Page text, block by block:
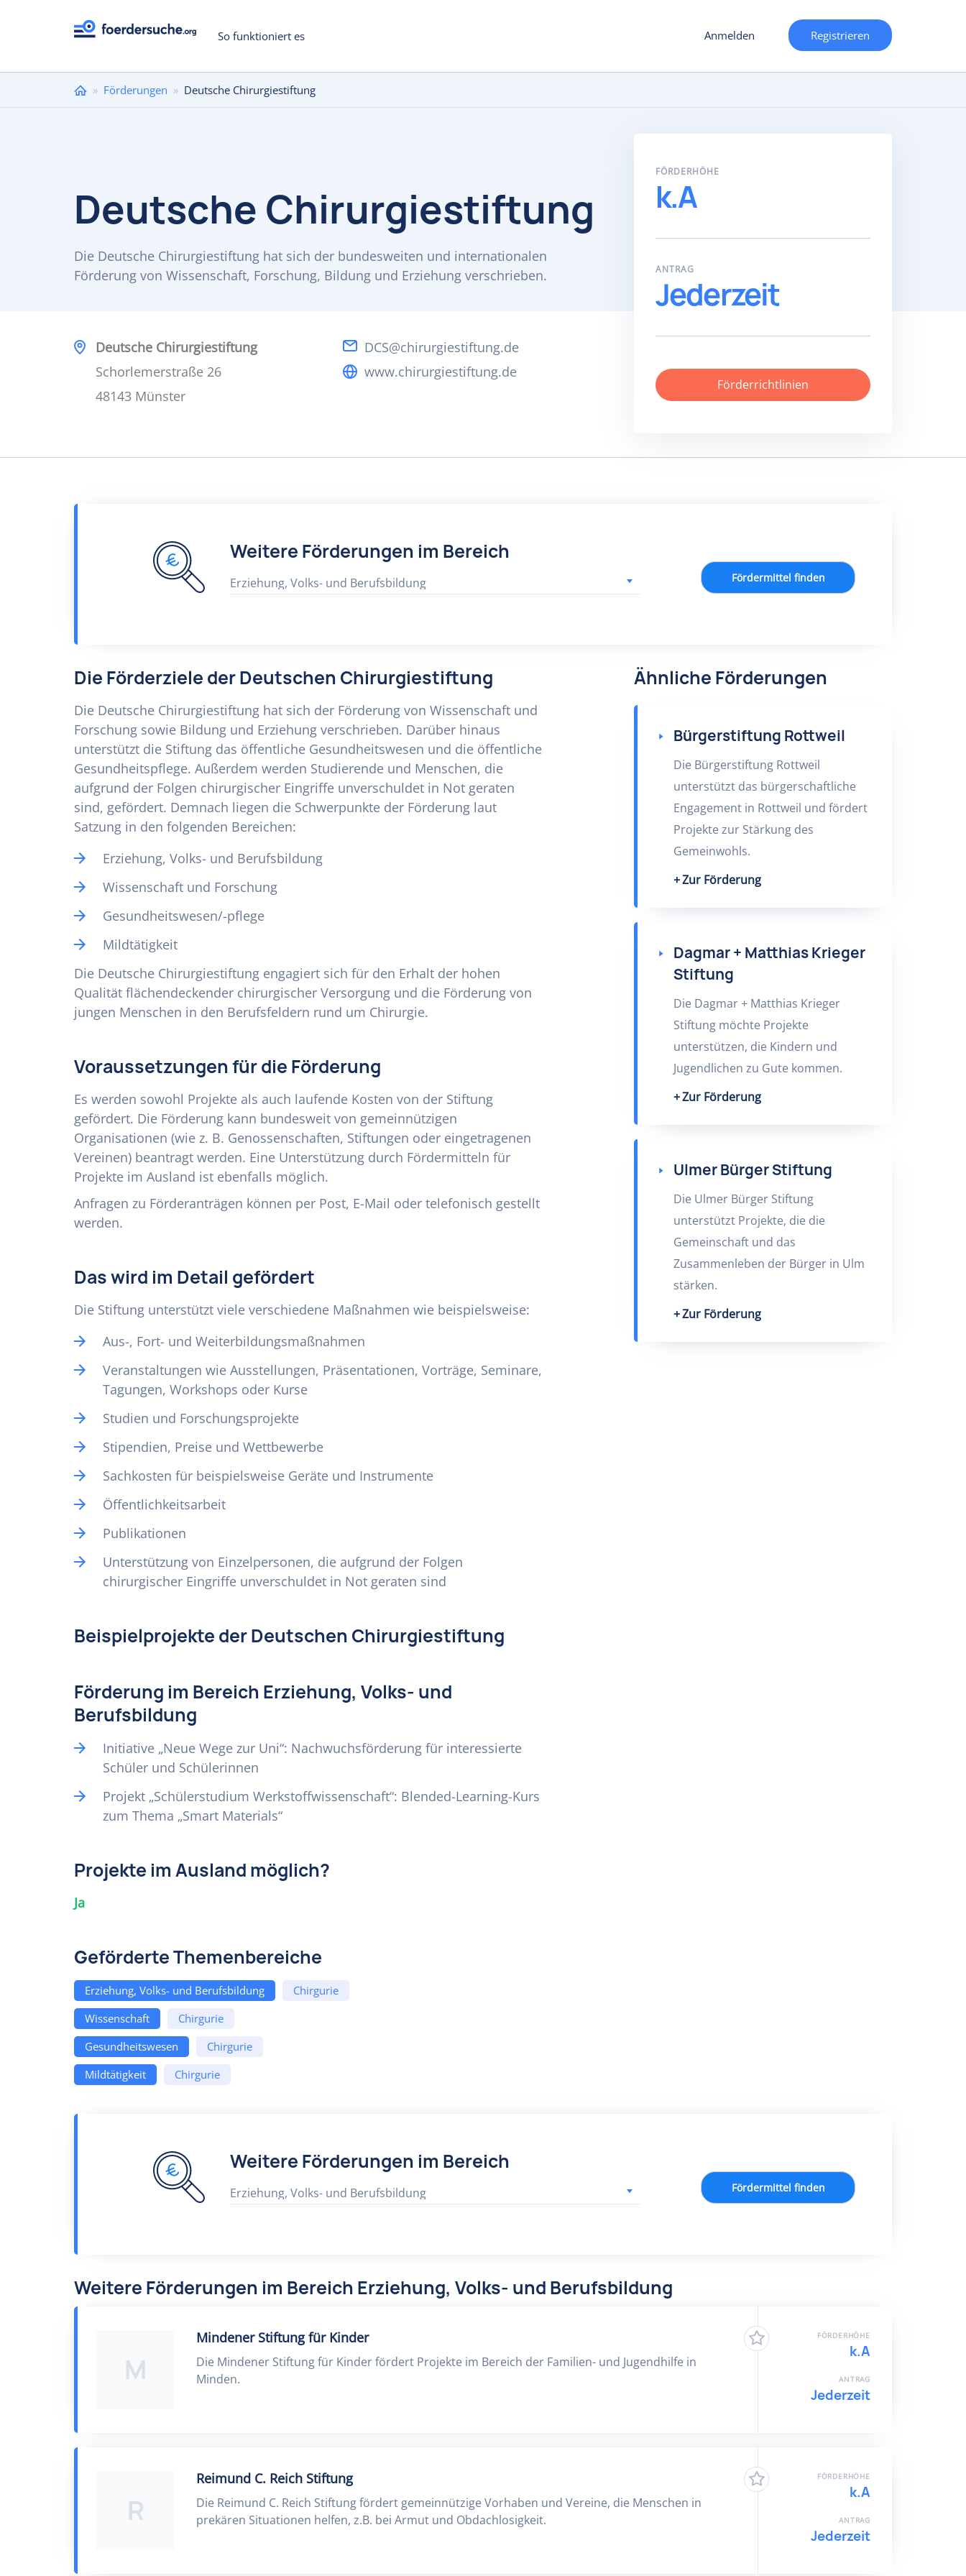
So funktioniert es Anmelden Registrieren
Sie
» Förderungen » Deutsche Chirurgiestiftung
Deutsche Chirurgiestiftung
Die Deutsche Chirurgiestiftung hat sich der bundesweiten und internationalen
Förderung von Wissenschaft, Forschung, Bildung und Erziehung verschrieben.
Deutsche Chirurgiestiftung
Schorlemerstraße 26
48143 Münster
DCS@chirurgiestiftung.de
www.chirurgiestiftung.de
FÖRDERHÖHE
k.A
ANTRAG
Jederzeit
Förderrichtlinien
Weitere Förderungen im Bereich
Erziehung, Volks- und Berufsbildung Fördermittel finden
Die Förderziele der Deutschen Chirurgiestiftung
Die Deutsche Chirurgiestiftung hat sich der Förderung von Wissenschaft und
Forschung sowie Bildung und Erziehung verschrieben. Darüber hinaus
unterstützt die Stiftung das öffentliche Gesundheitswesen und die öffentliche
Gesundheitspflege. Außerdem werden Studierende und Menschen, die
aufgrund der Folgen chirurgischer Eingriffe unverschuldet in Not geraten
sind, gefördert. Demnach liegen die Schwerpunkte der Förderung laut
Satzung in den folgenden Bereichen:
Erziehung, Volks- und Berufsbildung
Wissenschaft und Forschung
Gesundheitswesen/-pflege
Mildtätigkeit
Die Deutsche Chirurgiestiftung engagiert sich für den Erhalt der hohen
Qualität flächendeckender chirurgischer Versorgung und die Förderung von
jungen Menschen in den Berufsfeldern rund um Chirurgie.
Voraussetzungen für die Förderung
Es werden sowohl Projekte als auch laufende Kosten von der Stiftung
gefördert. Die Förderung kann bundesweit von gemeinnützigen
Organisationen (wie z. B. Genossenschaften, Stiftungen oder eingetragenen
Vereinen) beantragt werden. Eine Unterstützung durch Fördermitteln für
Projekte im Ausland ist ebenfalls möglich.
Anfragen zu Förderanträgen können per Post, E-Mail oder telefonisch gestellt
werden.
Das wird im Detail gefördert
Die Stiftung unterstützt viele verschiedene Maßnahmen wie beispielsweise:
Aus-, Fort- und Weiterbildungsmaßnahmen
Veranstaltungen wie Ausstellungen, Präsentationen, Vorträge, Seminare,
Tagungen, Workshops oder Kurse
Studien und Forschungsprojekte
Stipendien, Preise und Wettbewerbe
Sachkosten für beispielsweise Geräte und Instrumente
Öffentlichkeitsarbeit
Publikationen
Unterstützung von Einzelpersonen, die aufgrund der Folgen
chirurgischer Eingriffe unverschuldet in Not geraten sind
Beispielprojekte der Deutschen Chirurgiestiftung
Förderung im Bereich Erziehung, Volks- und
Berufsbildung
Initiative „Neue Wege zur Uni“: Nachwuchsförderung für interessierte
Schüler und Schülerinnen
Projekt „Schülerstudium Werkstoffwissenschaft“: Blended-Learning-Kurs
zum Thema „Smart Materials“
Projekte im Ausland möglich?
Ja
Geförderte Themenbereiche
Erziehung, Volks- und Berufsbildung
Chirgurie
Wissenschaft
Chirgurie
Gesundheitswesen
Chirgurie
Mildtätigkeit
Chirgurie
Ähnliche Förderungen
Bürgerstiftung Rottweil
Die Bürgerstiftung Rottweil
unterstützt das bürgerschaftliche
Engagement in Rottweil und fördert
Projekte zur Stärkung des
Gemeinwohls.
Zur Förderung
Dagmar + Matthias Krieger
Stiftung
Die Dagmar + Matthias Krieger
Stiftung möchte Projekte
unterstützen, die Kindern und
Jugendlichen zu Gute kommen.
Zur Förderung
Ulmer Bürger Stiftung
Die Ulmer Bürger Stiftung
unterstützt Projekte, die die
Gemeinschaft und das
Zusammenleben der Bürger in Ulm
stärken.
Zur Förderung
Weitere Förderungen im Bereich
Erziehung, Volks- und Berufsbildung Fördermittel finden
Weitere Förderungen im Bereich Erziehung, Volks- und Berufsbildung
M
Mindener Stiftung für Kinder
Die Mindener Stiftung für Kinder fördert Projekte im Bereich der Familien- und Jugendhilfe in
Minden.
FÖRDERHÖHE
k.A
ANTRAG
Jederzeit
R
Reimund C. Reich Stiftung
Die Reimund C. Reich Stiftung fördert gemeinnützige Vorhaben und Vereine, die Menschen in
prekären Situationen helfen, z.B. bei Armut und Obdachlosigkeit.
FÖRDERHÖHE
k.A
ANTRAG
Jederzeit